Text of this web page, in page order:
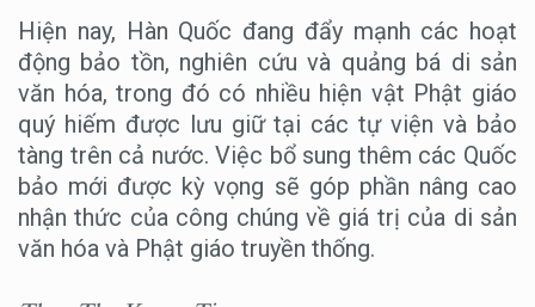
Hiện nay, Hàn Quốc đang đẩy mạnh các hoạt
động bảo tồn, nghiên cứu và quảng bá di sản
văn hóa, trong đó có nhiều hiện vật Phật giáo
quý hiếm được lưu giữ tại các tự viện và bảo
tàng trên cả nước. Việc bổ sung thêm các Quốc
bảo mới được kỳ vọng sẽ góp phần nâng cao
nhận thức của công chúng về giá trị của di sản
văn hóa và Phật giáo truyền thống.